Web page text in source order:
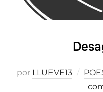
por LLUEVE13